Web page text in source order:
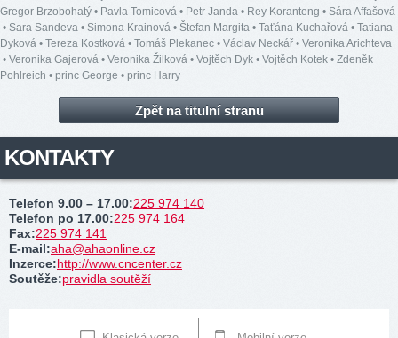
Gregor Brzobohatý • Pavla Tomicová • Petr Janda • Rey Koranteng • Sára Affašová
• Sara Sandeva • Simona Krainová • Štefan Margita • Taťána Kuchařová • Tatiana
Dyková • Tereza Kostková • Tomáš Plekanec • Václav Neckář • Veronika Arichteva
• Veronika Gajerová • Veronika Žilková • Vojtěch Dyk • Vojtěch Kotek • Zdeněk
Pohlreich • princ George • princ Harry
Zpět na titulní stranu
KONTAKTY
Telefon 9.00 – 17.00:225 974 140
Telefon po 17.00:225 974 164
Fax:225 974 141
E-mail:aha@ahaonline.cz
Inzerce:http://www.cncenter.cz
Soutěže:pravidla soutěží